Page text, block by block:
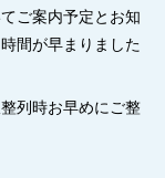
ご案内予定とお知
間が早まりました
列時お早めにご整